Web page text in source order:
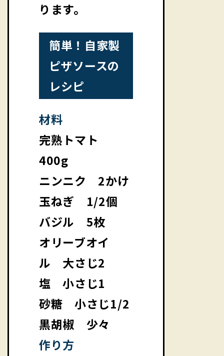
ります。
簡単！自家製
ピザソースの
レシピ
材料
完熟トマト
400g
ニンニク 2かけ
玉ねぎ 1/2個
バジル 5枚
オリーブオイ
ル 大さじ2
塩 小さじ1
砂糖 小さじ1/2
黒胡椒 少々
作り方